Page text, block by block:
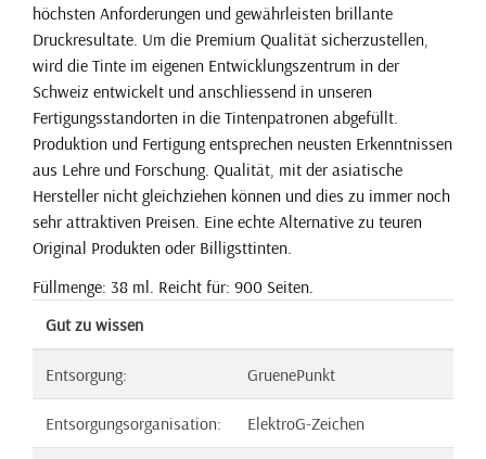
höchsten Anforderungen und gewährleisten brillante
Druckresultate. Um die Premium Qualität sicherzustellen,
wird die Tinte im eigenen Entwicklungszentrum in der
Schweiz entwickelt und anschliessend in unseren
Fertigungsstandorten in die Tintenpatronen abgefüllt.
Produktion und Fertigung entsprechen neusten Erkenntnissen
aus Lehre und Forschung. Qualität, mit der asiatische
Hersteller nicht gleichziehen können und dies zu immer noch
sehr attraktiven Preisen. Eine echte Alternative zu teuren
Original Produkten oder Billigsttinten.
Füllmenge: 38 ml. Reicht für: 900 Seiten.
Gut zu wissen
Entsorgung: GruenePunkt
Entsorgungsorganisation: ElektroG-Zeichen